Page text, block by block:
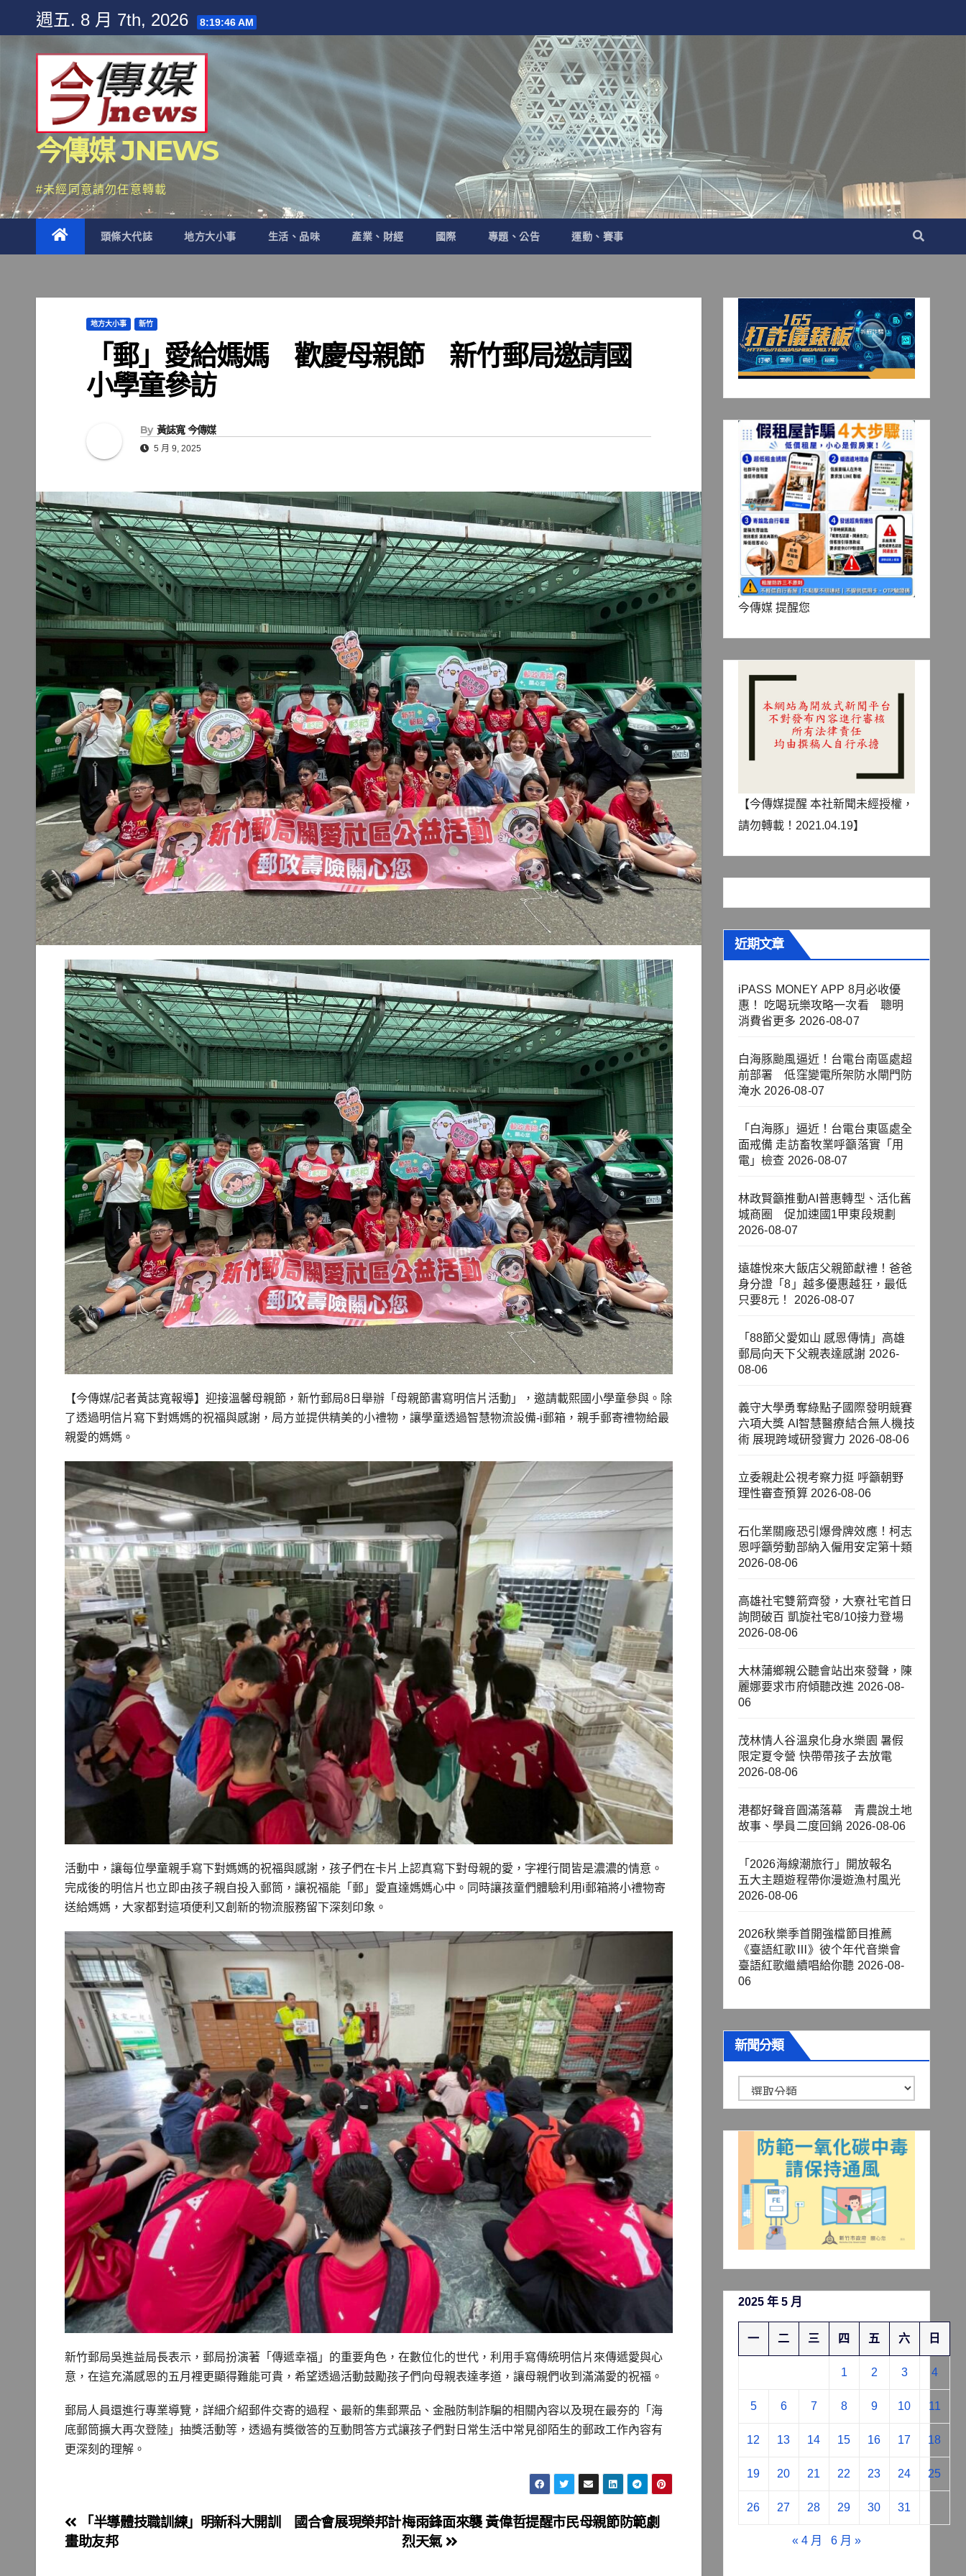
content
週五. 8 月 7th, 2026 8:19:48 AM
今傳媒 JNEWS
#未經同意請勿任意轉載
頭條大代誌 地方大小事 生活、品味 產業、財經 國際 專題、公告 運動、賽事
地方大小事 新竹
「郵」愛給媽媽 歡慶母親節 新竹郵局邀請國
小學童參訪
By 黃誌寬 今傳媒
5 月 9, 2025
【今傳媒/記者黃誌寬報導】迎接溫馨母親節，新竹郵局8日舉辦「母親節書寫明信片活動」，邀請載熙國小學童參與。除
了透過明信片寫下對媽媽的祝福與感謝，局方並提供精美的小禮物，讓學童透過智慧物流設備-i郵箱，親手郵寄禮物給最
親愛的媽媽。
活動中，讓每位學童親手寫下對媽媽的祝福與感謝，孩子們在卡片上認真寫下對母親的愛，字裡行間皆是濃濃的情意。
完成後的明信片也立即由孩子親自投入郵筒，讓祝福能「郵」愛直達媽媽心中。同時讓孩童們體驗利用i郵箱將小禮物寄
送給媽媽，大家都對這項便利又創新的物流服務留下深刻印象。
新竹郵局吳進益局長表示，郵局扮演著「傳遞幸福」的重要角色，在數位化的世代，利用手寫傳統明信片來傳遞愛與心
意，在這充滿感恩的五月裡更顯得難能可貴，希望透過活動鼓勵孩子們向母親表達孝道，讓母親們收到滿滿愛的祝福。
郵局人員還進行專業導覽，詳細介紹郵件交寄的過程、最新的集郵票品、金融防制詐騙的相關內容以及現在最夯的「海
底郵筒擴大再次登陸」抽獎活動等，透過有獎徵答的互動問答方式讓孩子們對日常生活中常見卻陌生的郵政工作內容有
更深刻的理解。
文
章
梅雨鋒面來襲 黃偉哲提醒市民母親節防範劇
烈天氣
「半導體技職訓練」明新科大開訓 國合會展現榮邦計
畫助友邦
今傳媒 提醒您
【今傳媒提醒 本社新聞未經授權，
請勿轉載！2021.04.19】
近期文章
iPASS MONEY APP 8月必收優
惠！ 吃喝玩樂攻略一次看 聰明
消費省更多 2026-08-07
白海豚颱風逼近！台電台南區處超
前部署 低窪變電所架防水閘門防
淹水 2026-08-07
「白海豚」逼近！台電台東區處全
面戒備 走訪畜牧業呼籲落實「用
電」檢查 2026-08-07
林政賢籲推動AI普惠轉型、活化舊
城商圈 促加速國1甲東段規劃
2026-08-07
遠雄悅來大飯店父親節獻禮！爸爸
身分證「8」越多優惠越狂，最低
只要8元！
2026-08-07
「88節父愛如山 感恩傳情」高雄
郵局向天下父親表達感謝 2026-
08-06
義守大學勇奪綠點子國際發明競賽
六項大獎 AI智慧醫療結合無人機技
術 展現跨域研發實力 2026-08-06
立委親赴公視考察力挺 呼籲朝野
理性審查預算 2026-08-06
石化業關廠恐引爆骨牌效應！柯志
恩呼籲勞動部納入僱用安定第十類
2026-08-06
高雄社宅雙箭齊發，大寮社宅首日
詢問破百 凱旋社宅8/10接力登場
2026-08-06
大林蒲鄉親公聽會站出來發聲，陳
麗娜要求市府傾聽改進 2026-08-
06
茂林情人谷溫泉化身水樂園 暑假
限定夏令營 快帶帶孩子去放電
2026-08-06
港都好聲音圓滿落幕 青農說土地
故事、學員二度回鍋 2026-08-06
「2026海線潮旅行」開放報名
五大主題遊程帶你漫遊漁村風光
2026-08-06
2026秋樂季首開強檔節目推薦
《臺語紅歌Ⅲ》彼个年代音樂會
臺語紅歌繼續唱給你聽 2026-08-
06
新聞分類
聞
分
2025 年 5 月
一 二 三 四 五 六 日
1 2 3 4
5 6 7 8 9 10 11
12 13 14 15 16 17 18
19 20 21 22 23 24 25
26 27 28 29 30 31
« 4 月 6 月 »